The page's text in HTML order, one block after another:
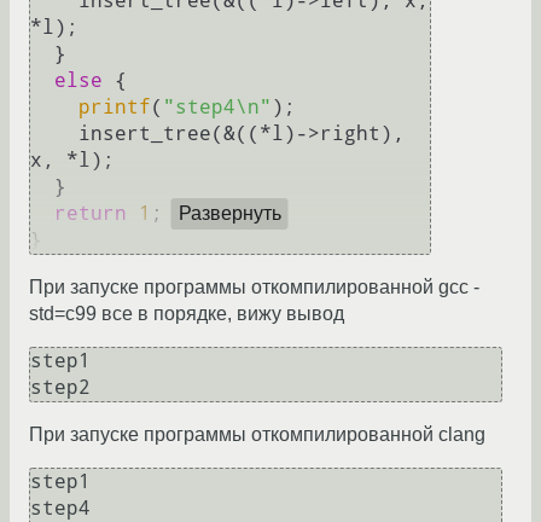
*l);
else {
printf( "step4\n" );
x, *l);
return
1 ;
Развернуть
При запуске программы откомпилированной gcc -
std=c99 все в порядке, вижу вывод
step1
При запуске программы откомпилированной clang
step1
step4